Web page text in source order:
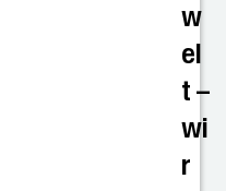
w
el
t –
wi
r